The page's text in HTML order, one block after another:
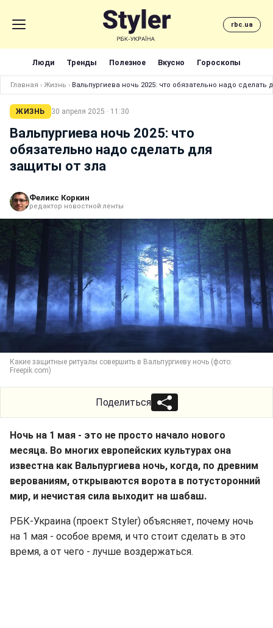
rbc.ua
Люди Тренды Полезное Вкусно Гороскопы
Главная › Жизнь › Вальпургиева ночь 2025: что обязательно надо сделать
ЖИЗНЬ 30 апреля 2025 · 11:30
Вальпургиева ночь 2025: что
обязательно надо сделать для
защиты от зла
Феликс Коркин
редактор новостной ленты
Какие защитные ритуалы совершить в Вальпургиеву ночь (фото:
Freepik.com)
Поделиться
Ночь на 1 мая - это не просто начало нового
месяца. Во многих европейских культурах она
известна как Вальпургиева ночь, когда, по древним
верованиям, открываются ворота в потусторонний
мир, и нечистая сила выходит на шабаш.
РБК-Украина (проект Styler) объясняет, почему ночь
на 1 мая - особое время, и что стоит сделать в это
время, а от чего - лучше воздержаться.